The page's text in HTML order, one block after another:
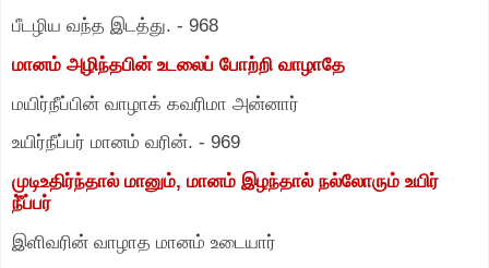
பீடழிய வந்த இடத்து. - 968
மானம் அழிந்தபின் உடலைப் போற்றி வாழாதே
மயிர்நீப்பின் வாழாக் கவரிமா அன்னார்
உயிர்நீப்பர் மானம் வரின். - 969
முடிஉதிர்ந்தால் மானும், மானம் இழந்தால் நல்லோரும் உயிர்
நீ்ப்பர்
இளிவரின் வாழாத மானம் உடையார்